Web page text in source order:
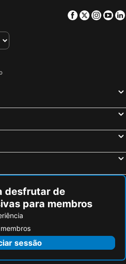
Facebook
Twitter
desfrutar de
para membros
sessão